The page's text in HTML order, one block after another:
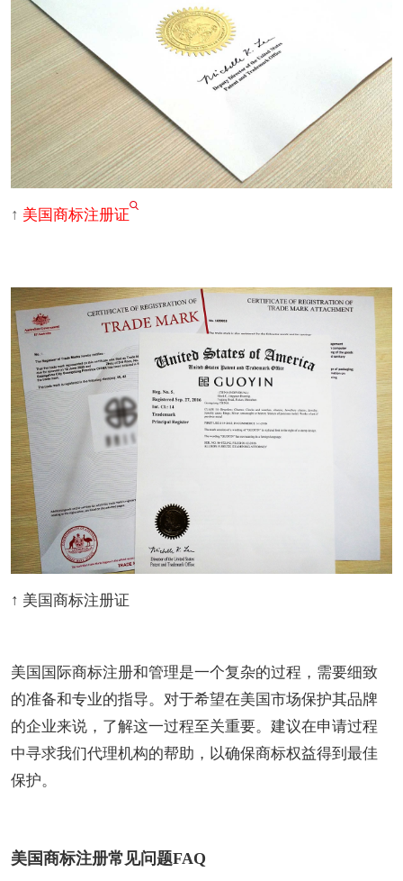
↑ 美国商标注册证
↑ 美国商标注册证
美国国际商标注册和管理是一个复杂的过程，需要细致
的准备和专业的指导。对于希望在美国市场保护其品牌
的企业来说，了解这一过程至关重要。建议在申请过程
中寻求我们代理机构的帮助，以确保商标权益得到最佳
保护。
美国商标注册常见问题FAQ